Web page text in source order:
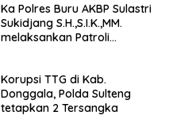
Ka Polres Buru AKBP Sulastri
Sukidjang S.H.,S.I.K.,MM.
melaksankan Patroli
Korupsi TTG di Kab.
Donggala, Polda Sulteng
tetapkan 2 Tersangka